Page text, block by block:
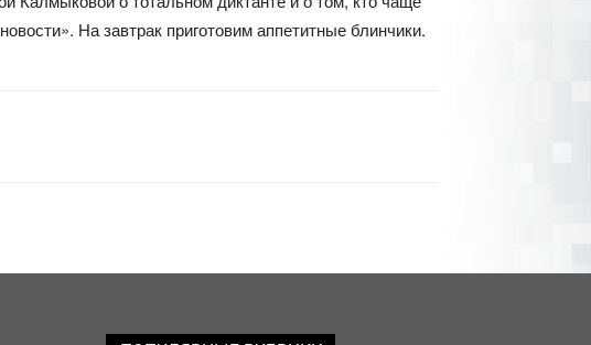
На завтрак приготовим аппетитные блинчики.